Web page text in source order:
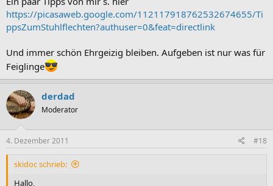
https://picasaweb.google.com/112117918762532674655/Ti
ppsZumStuhlflechten?authuser=0&feat=directlink
Und immer schön Ehrgeizig bleiben. Aufgeben ist nur was für
Feiglinge
derdad
Moderator
4. Dezember 2011 #18
skidoc schrieb:
Hallo,